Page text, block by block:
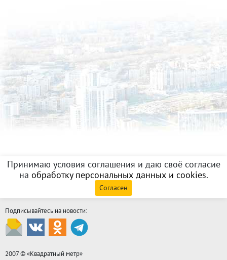
Принимаю условия соглашения и даю своё согласие
на обработку персональных данных и cookies.
Согласен
Подписывайтесь на новости:
2007 © «Квадратный метр»